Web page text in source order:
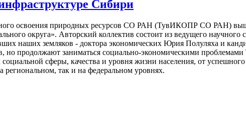
Сибири
освоения природных ресурсов СО РАН (ТувИКОПР СО РАН)
округа». Авторский коллектив состоит из ведущего
наших земляков - доктора экономических Юрия Полуляха и
но продолжают заниматься социально-экономическими
сферы, качества и уровня жизни населения, от
региональном, так и на федеральном уровнях.